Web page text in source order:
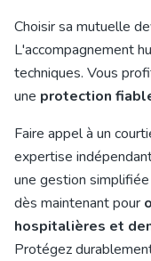
Choisir sa mutuelle
L'accompagnement
techniques. Vous
une protection
Faire appel à un
expertise
une gestion
dès maintenant pour
hospitalières et
Protégez